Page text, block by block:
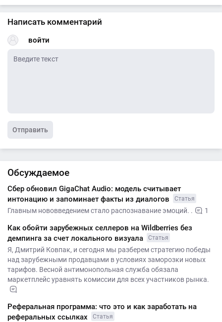
Написать комментарий
войти
Отправить
Обсуждаемое
Сбер обновил GigaChat Audio: модель считывает
интонацию и запоминает факты из диалогов
Статья
Главным нововведением стало распознавание эмоций. . 1
Как обойти зарубежных селлеров на Wildberries без
демпинга за счет локального визуала
Статья
Я, Дмитрий Ковпак, и сегодня мы разберем стратегию победы
над зарубежными продавцами в условиях заморозки новых
тарифов. Весной антимонопольная служба обязала
маркетплейс уравнять комиссии для всех участников рынка.
Реферальная программа: что это и как заработать на
реферальных ссылках
Статья